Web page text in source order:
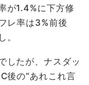
が1.4%に下方修
レ率は3%前後
。
したが、ナスダッ
後の“あれこれ言